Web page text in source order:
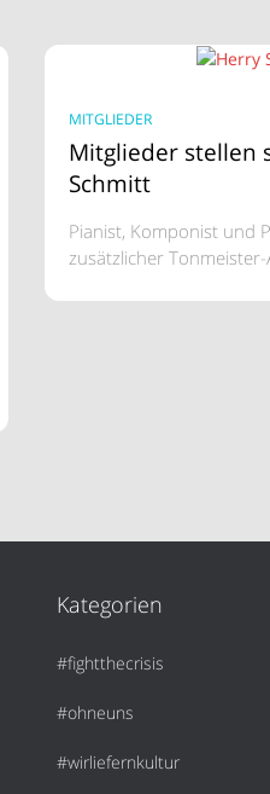
MITGLIEDER
Mitglieder stellen
Schmitt
Pianist, Komponist und
zusätzlicher
Kategorien
#fightthecrisis
#ohneuns
#wirliefernkultur